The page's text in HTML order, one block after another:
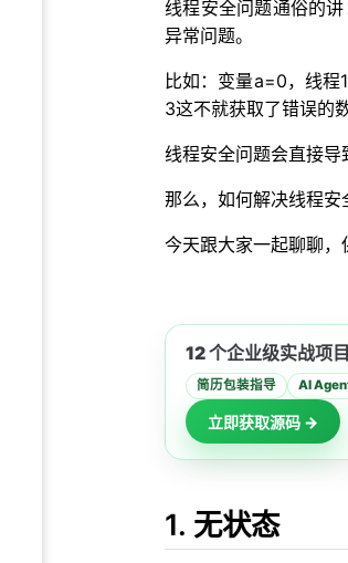
线程安全问题通俗的
异常问题。
比如：变量a=0，线程
3这不就获取了错误的
线程安全问题会直接导
那么，如何解决线程安
今天跟大家一起聊聊，
12 个企业级实战项
简历包装指导 AI
立即获取源码 →
1. 无状态